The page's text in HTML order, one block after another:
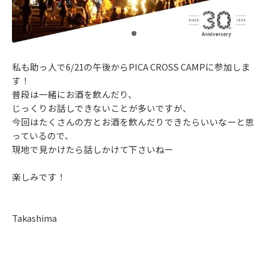
私も助っ人で6/21の午後からPICA CROSS CAMPに参加しま
す！
普段は一緒にお酒を飲んだり、
じっくりお話しできないことが多いですが、
今回はたくさんの方とお酒を飲んだりできたらいいなーと思
っているので、
現地で見かけたら話しかけて下さいねー
楽しみです！
Takashima